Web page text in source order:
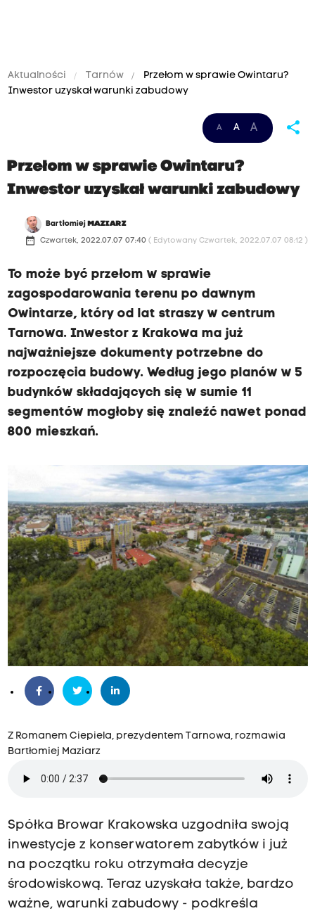
Aktualności Tarnów
Przełom w sprawie Owintaru?
Inwestor uzyskał warunki zabudowy
A A A share
Przełom w sprawie Owintaru?
Inwestor uzyskał warunki zabudowy
Bartłomiej MAZIARZ
date_range Czwartek, 2022.07.07 07:40 ( Edytowany Czwartek, 2022.07.07 08:12 )
To może być przełom w sprawie
zagospodarowania terenu po dawnym
Owintarze, który od lat straszy w centrum
Tarnowa. Inwestor z Krakowa ma już
najważniejsze dokumenty potrzebne do
rozpoczęcia budowy. Według jego planów w 5
budynków składających się w sumie 11
segmentów mogłoby się znaleźć nawet ponad
800 mieszkań.
Z Romanem Ciepiela, prezydentem Tarnowa, rozmawia
Bartłomiej Maziarz
Spółka Browar Krakowska uzgodniła swoją
inwestycje z konserwatorem zabytków i już
na początku roku otrzymała decyzje
środowiskową. Teraz uzyskała także, bardzo
ważne, warunki zabudowy - podkreśla